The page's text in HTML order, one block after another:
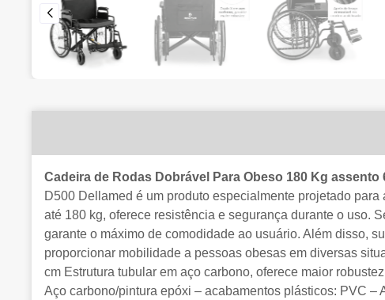
Cadeira de Rodas Dobrável Para Obeso 180 Kg assento
D500 Dellamed é um produto especialmente projetado
até 180 kg, oferece resistência e segurança durante o uso.
garante o máximo de comodidade ao usuário. Além disso,
proporcionar mobilidade a pessoas obesas em diversas
cm Estrutura tubular em aço carbono, oferece maior
Aço carbono/pintura epóxi – acabamentos plásticos: PVC –